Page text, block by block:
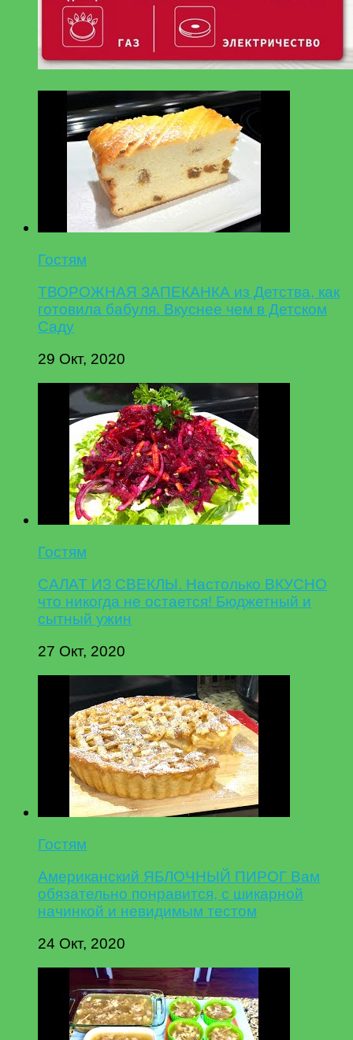
Гостям
ТВОРОЖНАЯ ЗАПЕКАНКА из Детства, как
готовила бабуля. Вкуснее чем в Детском
Саду
29 Окт, 2020
Гостям
САЛАТ ИЗ СВЕКЛЫ. Настолько ВКУСНО
что никогда не остается! Бюджетный и
сытный ужин
27 Окт, 2020
Гостям
Американский ЯБЛОЧНЫЙ ПИРОГ Вам
обязательно понравится, с шикарной
начинкой и невидимым тестом
24 Окт, 2020